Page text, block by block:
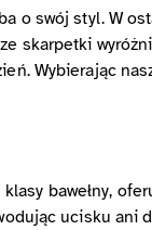
o swój styl. W
skarpetki
Wybierając
bawełny,
ucisku ani